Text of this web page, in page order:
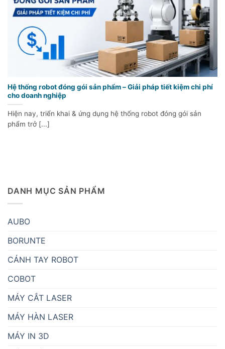
Hệ thống robot đóng gói sản phẩm – Giải pháp tiết kiệm chi phí
cho doanh nghiệp
Hiện nay, triển khai & ứng dụng hệ thống robot đóng gói sản
phẩm trở [...]
DANH MỤC SẢN PHẨM
AUBO
BORUNTE
CÁNH TAY ROBOT
COBOT
MÁY CẮT LASER
MÁY HÀN LASER
MÁY IN 3D